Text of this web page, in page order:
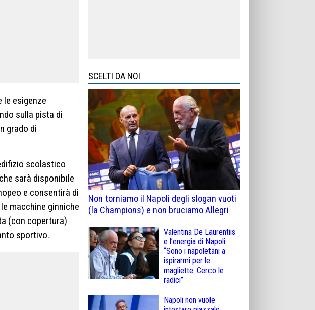
le esigenze
sulla pista di
grado di
scolastico
sarà disponibile
e consentirà di
macchine ginniche
(con copertura)
sportivo.
SCELTI DA NOI
Non torniamo il Napoli degli slogan vuoti
(la Champions) e non bruciamo Allegri
Valentina De Laurentiis
e l’energia di Napoli:
“Sono i napoletani a
ispirarmi per le
magliette. Cerco le
radici”
Napoli non vuole